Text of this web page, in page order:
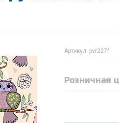
Артикул: pvr227f
Розничная